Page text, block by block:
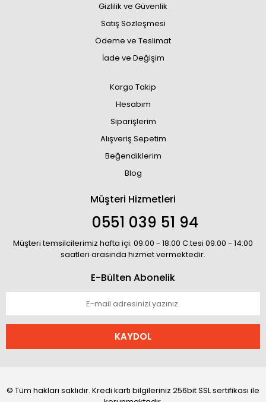
Gizlilik ve Güvenlik
Satış Sözleşmesi
Ödeme ve Teslimat
İade ve Değişim
Kargo Takip
Hesabım
Siparişlerim
Alışveriş Sepetim
Beğendiklerim
Blog
Müşteri Hizmetleri
0551 039 51 94
Müşteri temsilcilerimiz hafta içi: 09:00 - 18:00 C.tesi 09:00 - 14:00
saatleri arasında hizmet vermektedir.
E-Bülten Abonelik
KAYDOL
© Tüm hakları saklıdır. Kredi kartı bilgileriniz 256bit SSL sertifikası ile